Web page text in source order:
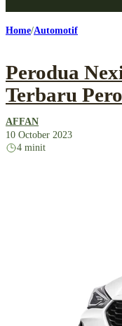
Home Automotif
Perodua
Terbaru
AFFAN
10 October 2023
4 minit